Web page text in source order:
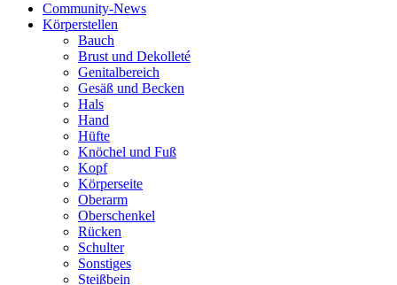
Community-News
Körperstellen
Bauch
Brust und Dekolleté
Genitalbereich
Gesäß und Becken
Hals
Hand
Hüfte
Knöchel und Fuß
Kopf
Körperseite
Oberarm
Oberschenkel
Rücken
Schulter
Sonstiges
Steißbein